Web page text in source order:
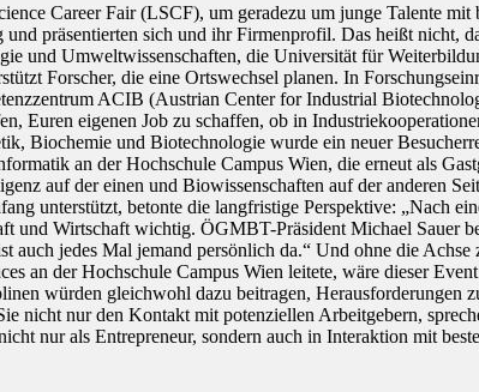
Career Fair (LSCF), um geradezu um junge Talente
präsentierten sich und ihr Firmenprofil. Das heißt nicht,
und Umweltwissenschaften, die Universität für
Forscher, die eine Ortswechsel planen. In
ACIB (Austrian Center for Industrial
eigenen Job zu schaffen, ob in
Biochemie und Biotechnologie wurde ein neuer
an der Hochschule Campus Wien, die erneut als
auf der einen und Biowissenschaften auf der anderen
unterstützt, betonte die langfristige Perspektive: „Nach
und Wirtschaft wichtig. ÖGMBT-Präsident Michael Sauer
auch jedes Mal jemand persönlich da.“ Und ohne die
an der Hochschule Campus Wien leitete, wäre dieser
würden gleichwohl dazu beitragen, Herausforderungen
nicht nur den Kontakt mit potenziellen Arbeitgebern,
nur als Entrepreneur, sondern auch in Interaktion mit